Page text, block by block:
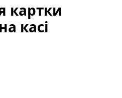
картки
касі